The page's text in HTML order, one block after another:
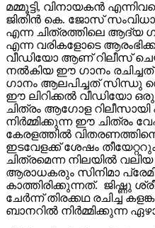
മമ്മൂട്ടി, വിനായകൻ
ജിതിൻ കെ. ജോസ്
എന്ന ചിത്രത്തിലെ ആദ്യ
എന്ന വരികളോടെ
വീഡിയോ ആണ് റിലീസ്
നൽകിയ ഈ ഗാനം
ഗാനം ആലപിച്ചത്
ഈ ലിറിക്കൽ വീഡിയോ
ചിത്രം ആഗോള റിലീസായി
നിർമ്മിക്കുന്ന ഈ ചിത്രം
കേരളത്തിൽ
ഇടവേളക്ക് ശേഷം
ചിത്രമെന്ന നിലയിൽ
ആരാധകരും സിനിമാ
കാത്തിരിക്കുന്നത്. ജിഷ്ണു
ചേർന്ന് തിരക്കഥ രചിച്ച
ബാനറിൽ നിർമ്മിക്കുന്ന